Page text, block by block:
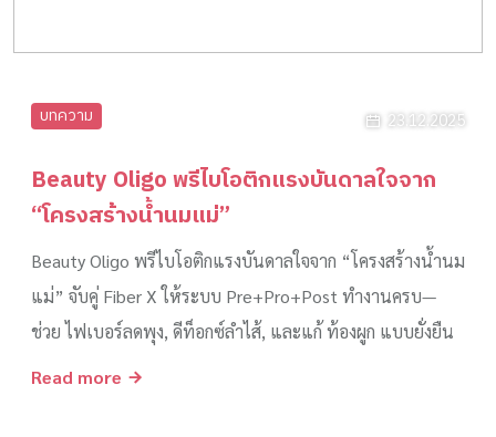
บทความ 23.12.2025
Beauty Oligo พรีไบโอติกแรงบันดาลใจจาก
“โครงสร้างน้ำนมแม่”
Beauty Oligo พรีไบโอติกแรงบันดาลใจจาก “โครงสร้างน้ำนม
แม่” จับคู่ Fiber X ให้ระบบ Pre+Pro+Post ทำงานครบ—
ช่วย ไฟเบอร์ลดพุง, ดีท็อกซ์ลำไส้, และแก้ ท้องผูก แบบยั่งยืน
Read more